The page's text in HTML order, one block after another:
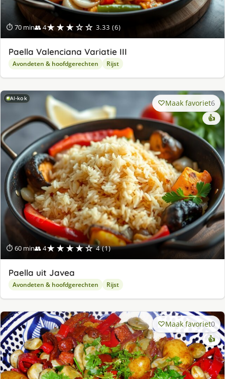
⏱ 70 min👥 4★★★☆☆ 3.33 (6)
Paella Valenciana Variatie III
Avondeten & hoofdgerechten Rijst
AI-kok
⏱ 60 min👥 4★★★★☆ 4 (1)
Maak favoriet6
👍
Paella uit Javea
Avondeten & hoofdgerechten Rijst
Maak favoriet0
👍